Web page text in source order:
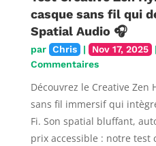
casque sans fil qui
Spatial Audio 🎧
par Chris | Nov 17, 2025 |
Commentaires
Découvrez le Creative Zen
sans fil immersif qui
Fi. Son spatial bluffant,
prix accessible : notre test